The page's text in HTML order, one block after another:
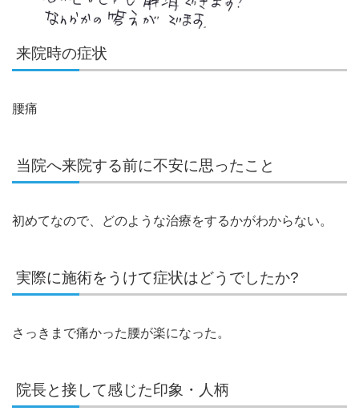
来院時の症状
腰痛
当院へ来院する前に不安に思ったこと
初めてなので、どのような治療をするかがわからない。
実際に施術をうけて症状はどうでしたか?
さっきまで痛かった腰が楽になった。
院長と接して感じた印象・人柄